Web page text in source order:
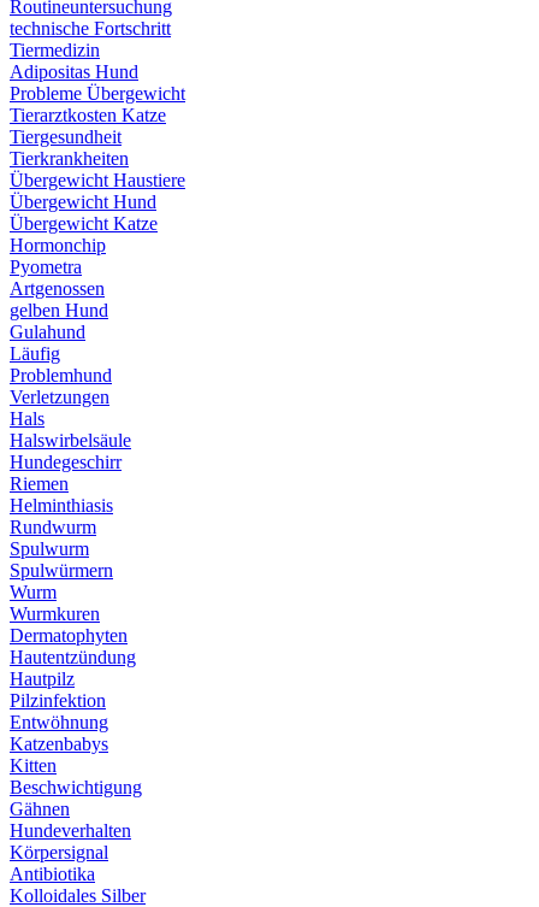
Routineuntersuchung
technische Fortschritt
Tiermedizin
Adipositas Hund
Probleme Übergewicht
Tierarztkosten Katze
Tiergesundheit
Tierkrankheiten
Übergewicht Haustiere
Übergewicht Hund
Übergewicht Katze
Hormonchip
Pyometra
Artgenossen
gelben Hund
Gulahund
Läufig
Problemhund
Verletzungen
Hals
Halswirbelsäule
Hundegeschirr
Riemen
Helminthiasis
Rundwurm
Spulwurm
Spulwürmern
Wurm
Wurmkuren
Dermatophyten
Hautentzündung
Hautpilz
Pilzinfektion
Entwöhnung
Katzenbabys
Kitten
Beschwichtigung
Gähnen
Hundeverhalten
Körpersignal
Antibiotika
Kolloidales Silber